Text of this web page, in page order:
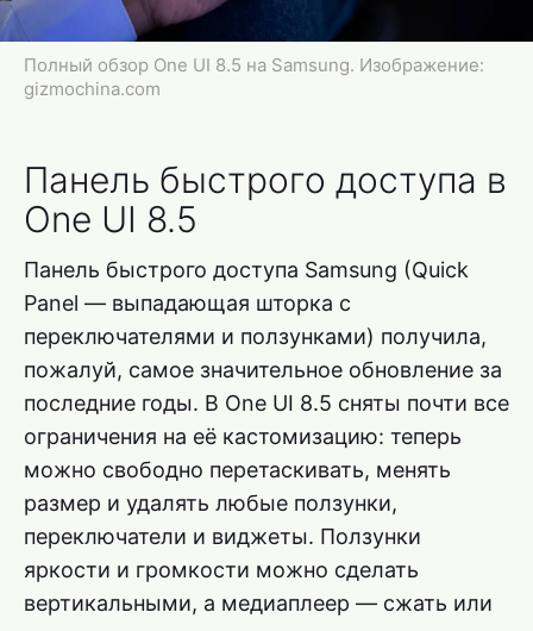
Полный обзор One UI 8.5 на Samsung. Изображение:
gizmochina.com
Панель быстрого доступа в
One UI 8.5
Панель быстрого доступа Samsung (Quick
Panel — выпадающая шторка с
переключателями и ползунками) получила,
пожалуй, самое значительное обновление за
последние годы. В One UI 8.5 сняты почти все
ограничения на её кастомизацию: теперь
можно свободно перетаскивать, менять
размер и удалять любые ползунки,
переключатели и виджеты. Ползунки
яркости и громкости можно сделать
вертикальными, а медиаплеер — сжать или